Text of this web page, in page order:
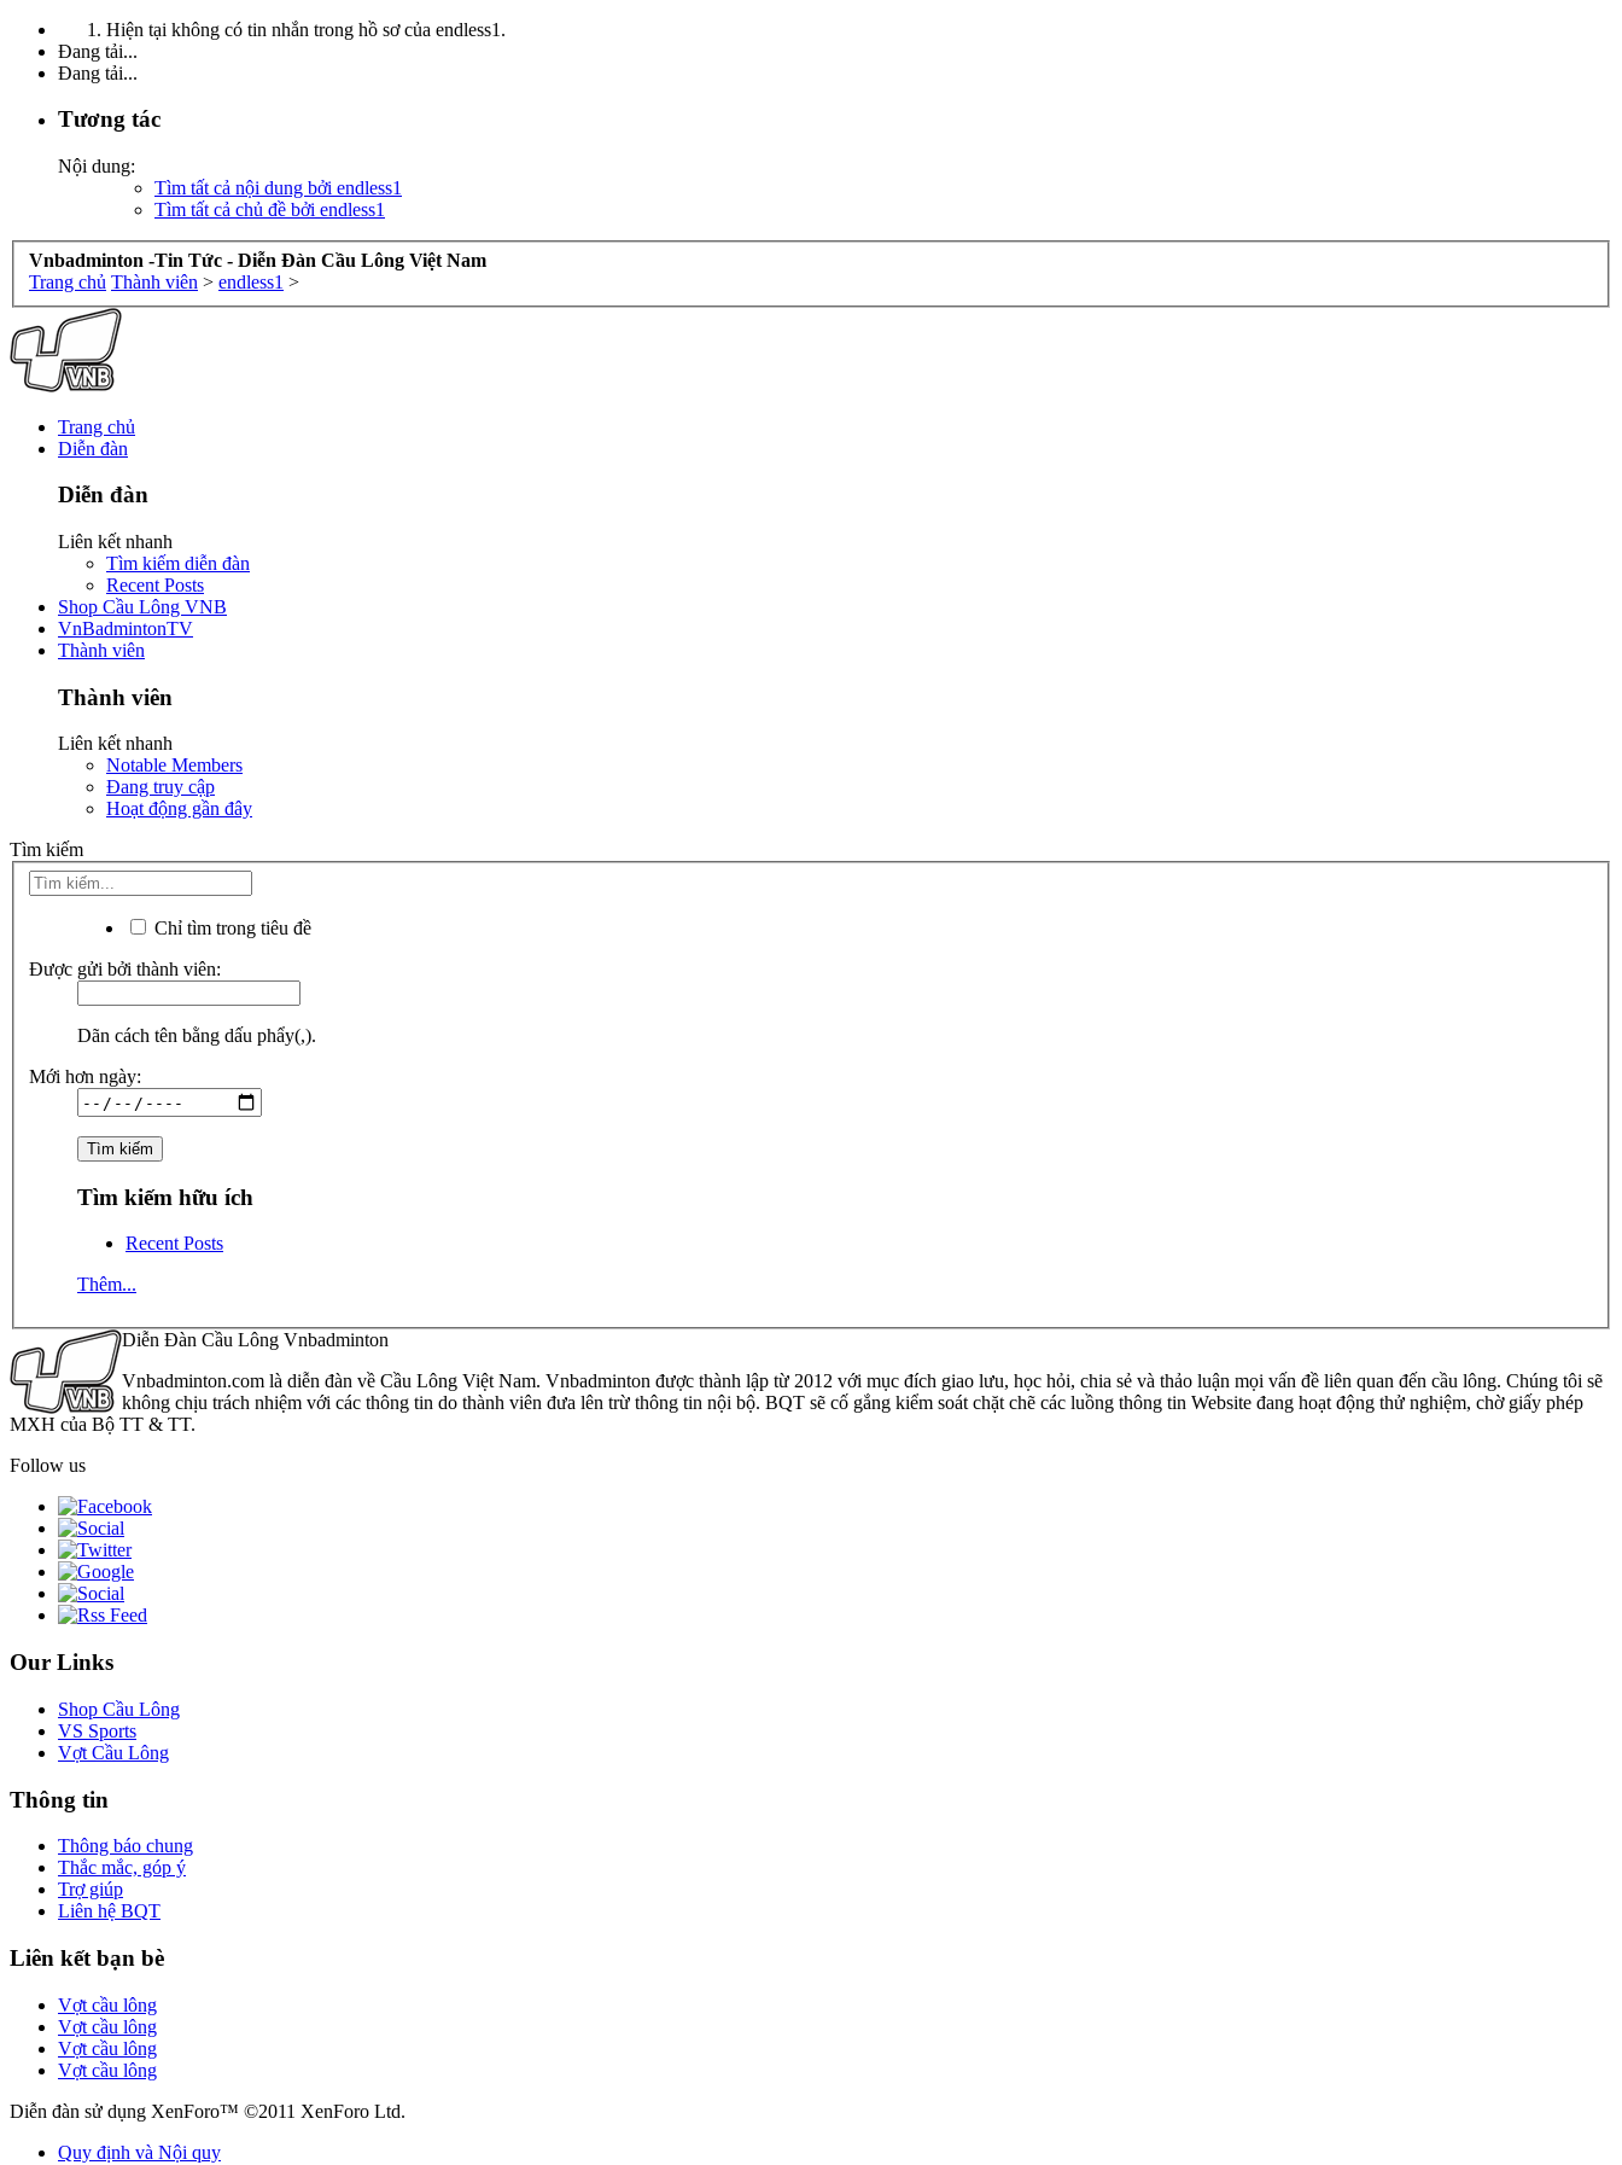
Hiện tại không có tin nhắn trong hồ sơ của endless1.
Đang tải...
Đang tải...
Tương tác
Nội dung:
Tìm tất cả nội dung bởi endless1
Tìm tất cả chủ đề bởi endless1
Vnbadminton -Tin Tức - Diễn Đàn Cầu Lông Việt Nam
Trang chủ Thành viên > endless1 >
Trang chủ
Diễn đàn
Diễn đàn
Liên kết nhanh
Tìm kiếm diễn đàn
Recent Posts
Shop Cầu Lông VNB
VnBadmintonTV
Thành viên
Thành viên
Liên kết nhanh
Notable Members
Đang truy cập
Hoạt động gần đây
Tìm kiếm
Chỉ tìm trong tiêu đề
Được gửi bởi thành viên:
Dãn cách tên bằng dấu phẩy(,).
Mới hơn ngày:
Tìm kiếm hữu ích
Recent Posts
Thêm...
Diễn Đàn Cầu Lông Vnbadminton
Vnbadminton.com là diễn đàn về Cầu Lông Việt Nam. Vnbadminton được thành lập từ 2012 với mục đích giao lưu, học hỏi, chia sẻ và thảo luận mọi vấn đề liên quan đến cầu lông. Chúng tôi sẽ
không chịu trách nhiệm với các thông tin do thành viên đưa lên trừ thông tin nội bộ. BQT sẽ cố gắng kiểm soát chặt chẽ các luồng thông tin Website đang hoạt động thử nghiệm, chờ giấy phép
MXH của Bộ TT & TT.
Follow us
Our Links
Shop Cầu Lông
VS Sports
Vợt Cầu Lông
Thông tin
Thông báo chung
Thắc mắc, góp ý
Trợ giúp
Liên hệ BQT
Liên kết bạn bè
Vợt cầu lông
Vợt cầu lông
Vợt cầu lông
Vợt cầu lông
Diễn đàn sử dụng XenForo™ ©2011 XenForo Ltd.
Quy định và Nội quy